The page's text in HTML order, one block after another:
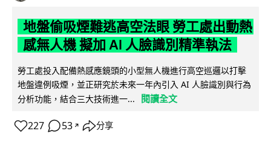
地盤偷吸煙難逃高空法眼 勞工處出動熱
感無人機 擬加 AI 人臉識別精準執法
勞工處投入配備熱感應鏡頭的小型無人機進行高空巡邏以打擊
地盤違例吸煙，並正研究於未來一年內引入 AI 人臉識別與行為
分析功能，結合三大技術進一...
閱讀全文
227 53 ↗ 分享